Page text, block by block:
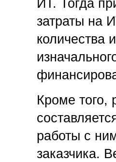
ИТ. Тогда
затраты на
количества
Кроме того,
работы с
заказчика.